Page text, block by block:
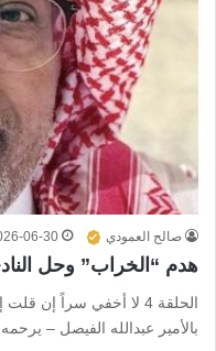
صالح العمودي 06-30
هدم “الخراب” وحل
الحلقة 4 لا أخفي سراً
بالأمير عبدالله الفيصل – يرحمه